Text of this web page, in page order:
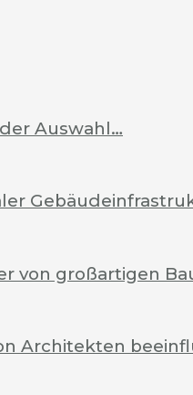
Auswahl…
von großartigen
Architekten